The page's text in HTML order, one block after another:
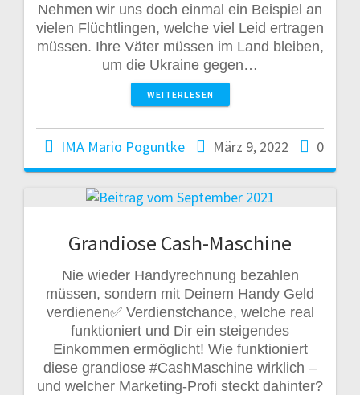
Nehmen wir uns doch einmal ein Beispiel an
vielen Flüchtlingen, welche viel Leid ertragen
müssen. Ihre Väter müssen im Land bleiben,
um die Ukraine gegen…
WEITERLESEN
IMA Mario Poguntke März 9, 2022 0
Grandiose Cash-Maschine
Nie wieder Handyrechnung bezahlen
müssen, sondern mit Deinem Handy Geld
verdienen✅ Verdienstchance, welche real
funktioniert und Dir ein steigendes
Einkommen ermöglicht! Wie funktioniert
diese grandiose #CashMaschine wirklich –
und welcher Marketing-Profi steckt dahinter?